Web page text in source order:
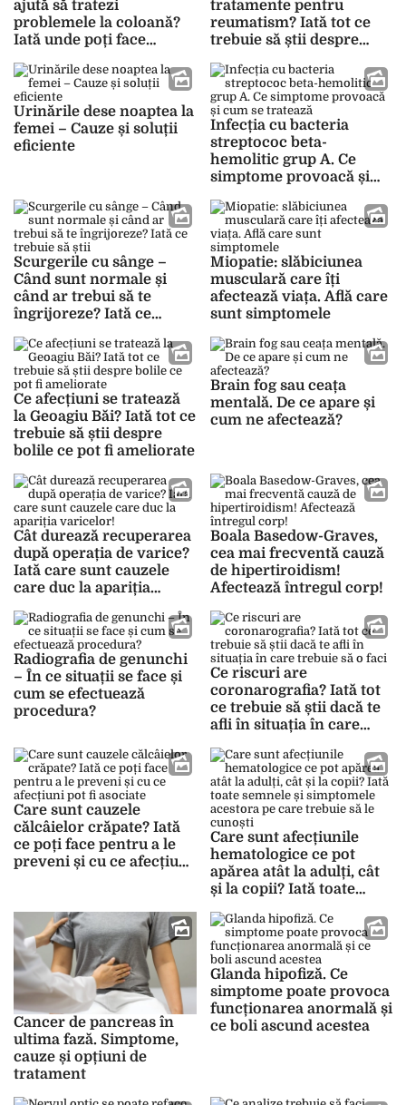
ajută să tratezi
problemele la coloană?
Iată unde poți face
tratamente pentru
reumatism? Iată tot ce
trebuie să știi despre
Urinările dese noaptea la
femei – Cauze și soluții
eficiente
Infecția cu bacteria
streptococ beta-
hemolitic grup A. Ce
simptome provoacă și
Scurgerile cu sânge –
Când sunt normale și
când ar trebui să te
îngrijoreze? Iată ce
Miopatie: slăbiciunea
musculară care îți
afectează viața. Află care
sunt simptomele
Ce afecțiuni se tratează
la Geoagiu Băi? Iată tot ce
trebuie să știi despre
bolile ce pot fi ameliorate
Brain fog sau ceața
mentală. De ce apare și
cum ne afectează?
Cât durează recuperarea
după operația de varice?
Iată care sunt cauzele
care duc la apariția
Boala Basedow-Graves,
cea mai frecventă cauză
de hipertiroidism!
Afectează întregul corp!
Radiografia de genunchi
– În ce situații se face și
cum se efectuează
procedura?
Ce riscuri are
coronarografia? Iată tot
ce trebuie să știi dacă te
afli în situația în care
Care sunt cauzele
călcâielor crăpate? Iată
ce poți face pentru a le
preveni și cu ce afecțiuni
Care sunt afecțiunile
hematologice ce pot
apărea atât la adulți, cât
și la copii? Iată toate
acestora pe care trebuie
să le cunoști
Cancer de pancreas în
ultima fază. Simptome,
cauze și opțiuni de
tratament
Glanda hipofiză. Ce
simptome poate provoca
funcționarea anormală și
ce boli ascund acestea